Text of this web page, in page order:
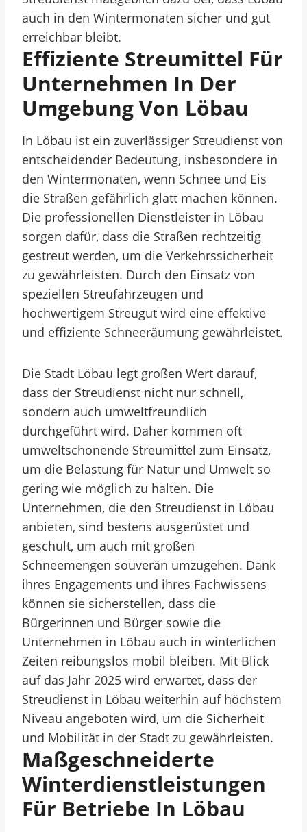
auch in den Wintermonaten sicher und gut
erreichbar bleibt.
Effiziente Streumittel Für
Unternehmen In Der
Umgebung Von Löbau
In Löbau ist ein zuverlässiger Streudienst von
entscheidender Bedeutung, insbesondere in
den Wintermonaten, wenn Schnee und Eis
die Straßen gefährlich glatt machen können.
Die professionellen Dienstleister in Löbau
sorgen dafür, dass die Straßen rechtzeitig
gestreut werden, um die Verkehrssicherheit
zu gewährleisten. Durch den Einsatz von
speziellen Streufahrzeugen und
hochwertigem Streugut wird eine effektive
und effiziente Schneeräumung gewährleistet.
Die Stadt Löbau legt großen Wert darauf,
dass der Streudienst nicht nur schnell,
sondern auch umweltfreundlich
durchgeführt wird. Daher kommen oft
umweltschonende Streumittel zum Einsatz,
um die Belastung für Natur und Umwelt so
gering wie möglich zu halten. Die
Unternehmen, die den Streudienst in Löbau
anbieten, sind bestens ausgerüstet und
geschult, um auch mit großen
Schneemengen souverän umzugehen. Dank
ihres Engagements und ihres Fachwissens
können sie sicherstellen, dass die
Bürgerinnen und Bürger sowie die
Unternehmen in Löbau auch in winterlichen
Zeiten reibungslos mobil bleiben. Mit Blick
auf das Jahr 2025 wird erwartet, dass der
Streudienst in Löbau weiterhin auf höchstem
Niveau angeboten wird, um die Sicherheit
und Mobilität in der Stadt zu gewährleisten.
Maßgeschneiderte
Winterdienstleistungen
Für Betriebe In Löbau